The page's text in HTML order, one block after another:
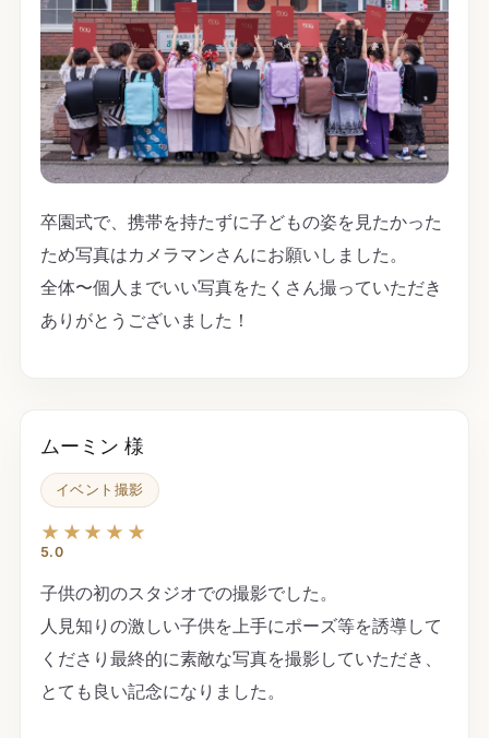
卒園式で、携帯を持たずに子どもの姿を見たかった
ため写真はカメラマンさんにお願いしました。
全体〜個人までいい写真をたくさん撮っていただき
ありがとうございました！
ムーミン 様
イベント撮影
★★★★★
5.0
子供の初のスタジオでの撮影でした。
人見知りの激しい子供を上手にポーズ等を誘導して
くださり最終的に素敵な写真を撮影していただき、
とても良い記念になりました。